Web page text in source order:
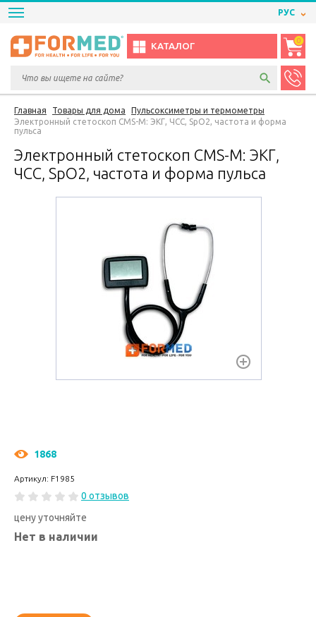
РУС
КАТАЛОГ
0
Главная Товары для дома
Пульсоксиметры и термометры
Электронный стетоскоп CMS-M: ЭКГ, ЧСС, SpO2, частота и форма
пульса
Электронный стетоскоп CMS-M: ЭКГ,
ЧСС, SpO2, частота и форма пульса
1868
Артикул: F1985
0 отзывов
цену уточняйте
Нет в наличии